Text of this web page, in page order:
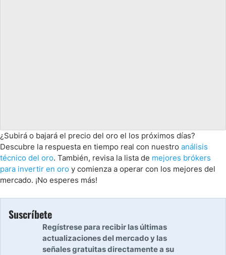
¿Subirá o bajará el precio del oro el los próximos días?
Descubre la respuesta en tiempo real con nuestro análisis
técnico del oro. También, revisa la lista de mejores brókers
para invertir en oro y comienza a operar con los mejores del
mercado. ¡No esperes más!
Suscríbete
Regístrese para recibir las últimas
actualizaciones del mercado y las
señales gratuitas directamente a su